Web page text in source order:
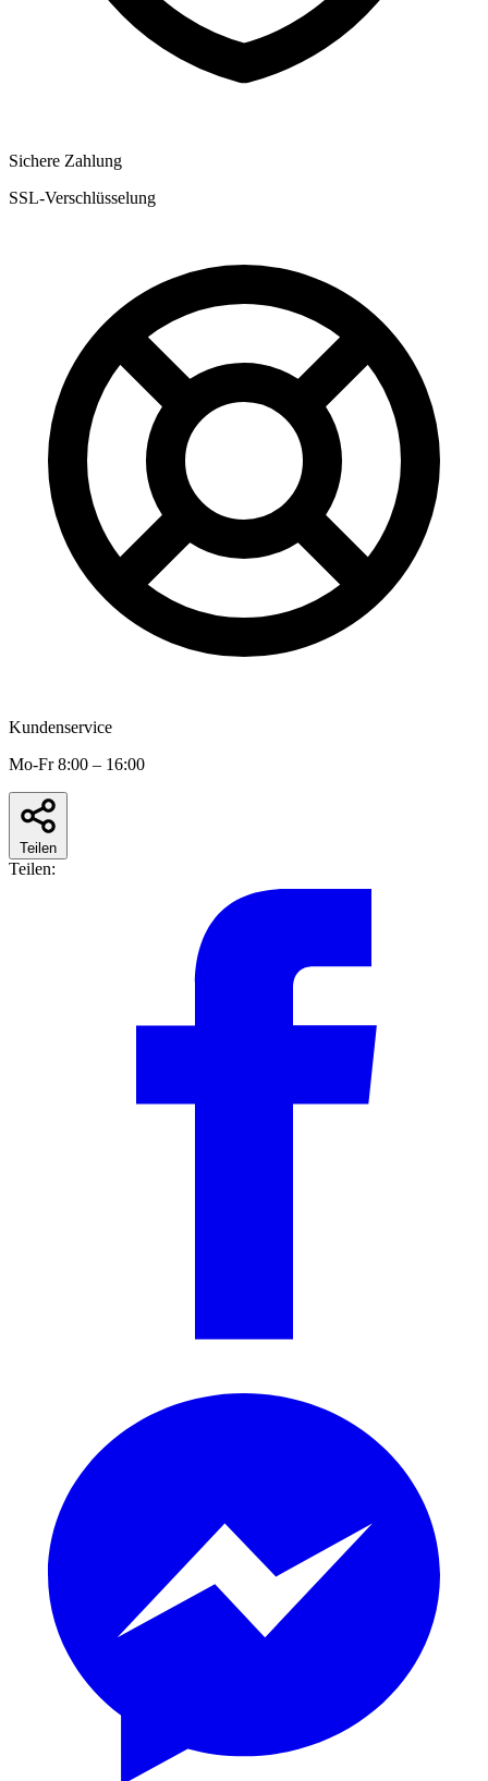
Sichere Zahlung
SSL-Verschlüsselung
Kundenservice
Mo-Fr 8:00 – 16:00
Teilen
Teilen: